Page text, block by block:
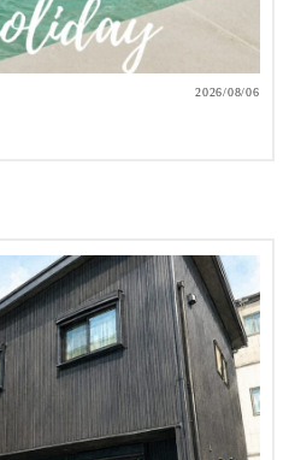
2026/08/06